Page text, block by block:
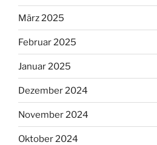
März 2025
Februar 2025
Januar 2025
Dezember 2024
November 2024
Oktober 2024